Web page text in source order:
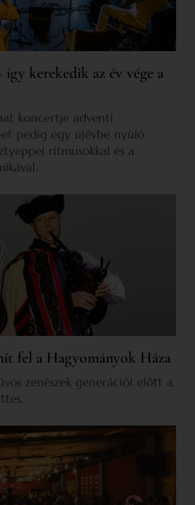
így kerekedik az év vége a
koncertje adventi
pedig egy újévbe nyúló
ritmusokkal és a
fel a Hagyományok Háza
zenészek generációi előtt a